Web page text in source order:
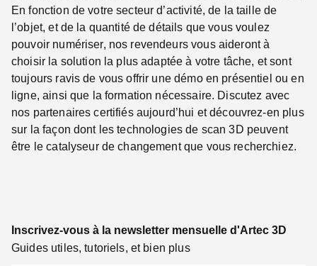
En fonction de votre secteur d’activité, de la taille de
l’objet, et de la quantité de détails que vous voulez
pouvoir numériser, nos revendeurs vous aideront à
choisir la solution la plus adaptée à votre tâche, et sont
toujours ravis de vous offrir une démo en présentiel ou en
ligne, ainsi que la formation nécessaire. Discutez avec
nos partenaires certifiés aujourd’hui et découvrez-en plus
sur la façon dont les technologies de scan 3D peuvent
être le catalyseur de changement que vous recherchiez.
Inscrivez-vous à la newsletter mensuelle d'Artec 3D
Guides utiles, tutoriels, et bien plus